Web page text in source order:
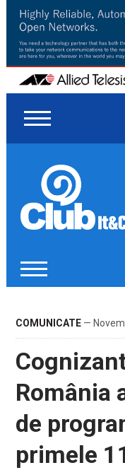
COMUNICATE—
România
de
primele